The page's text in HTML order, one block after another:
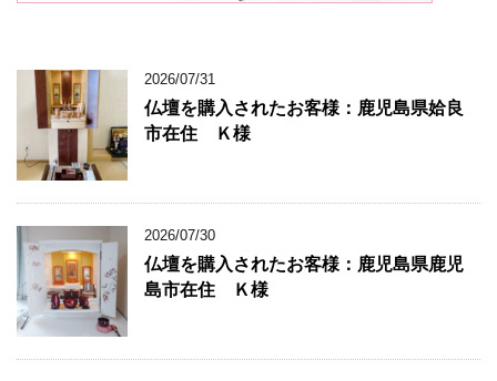
2026/07/31
仏壇を購入されたお客様：鹿児島県姶良
市在住 Ｋ様
2026/07/30
仏壇を購入されたお客様：鹿児島県鹿児
島市在住 Ｋ様